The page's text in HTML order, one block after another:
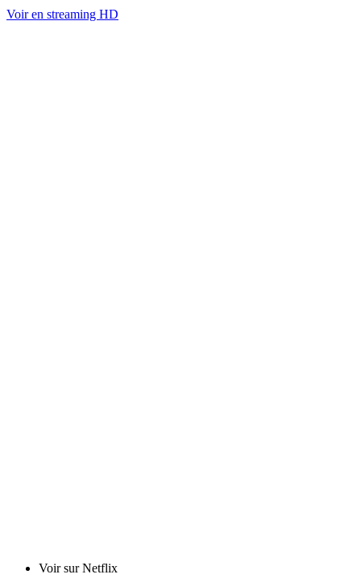
Voir en streaming HD
Voir sur Netflix